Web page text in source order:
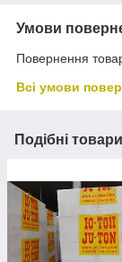
Умови
Повернення
Всі умови
Подібні